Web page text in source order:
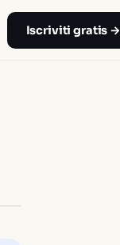
Iscriviti gratis →